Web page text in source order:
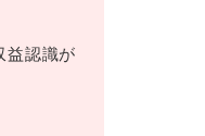
益認識が